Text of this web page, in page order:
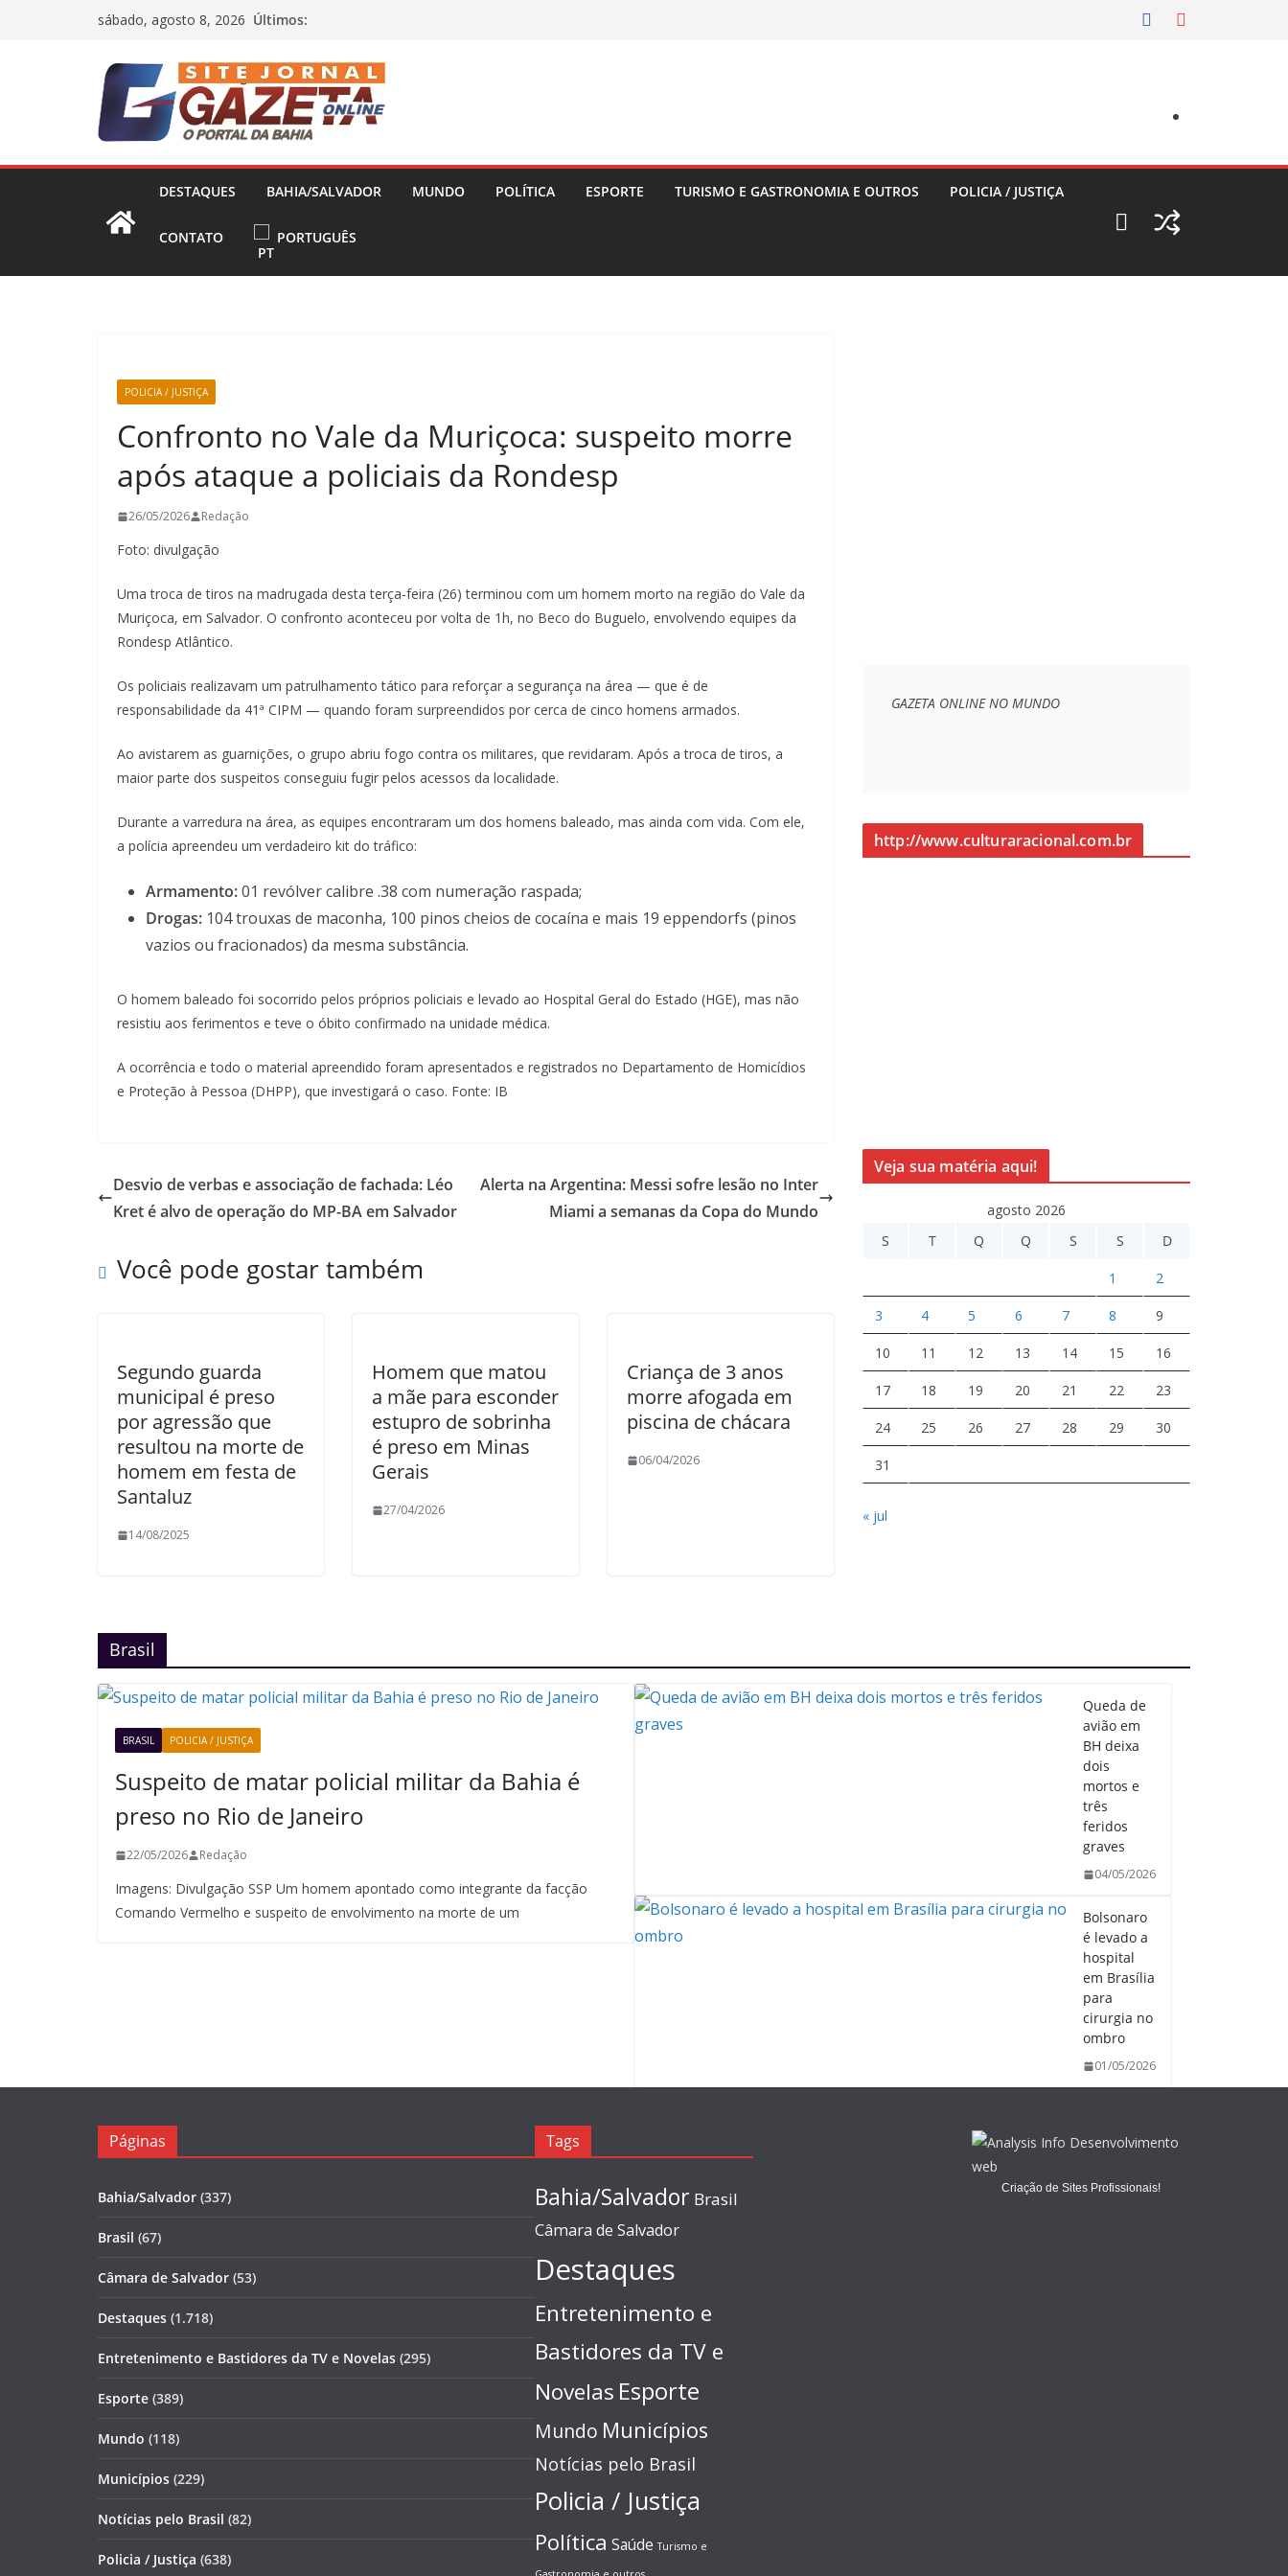
sábado, agosto 8, 2026 Últimos:
DESTAQUES BAHIA/SALVADOR MUNDO POLÍTICA ESPORTE TURISMO E GASTRONOMIA E OUTROS POLICIA / JUSTIÇA
CONTATO PORTUGUÊS
POLICIA / JUSTIÇA
Confronto no Vale da Muriçoca: suspeito morre
após ataque a policiais da Rondesp
26/05/2026 Redação
Foto: divulgação
Uma troca de tiros na madrugada desta terça-feira (26) terminou com um homem morto na região do Vale da
Muriçoca, em Salvador. O confronto aconteceu por volta de 1h, no Beco do Buguelo, envolvendo equipes da
Rondesp Atlântico.
Os policiais realizavam um patrulhamento tático para reforçar a segurança na área — que é de
responsabilidade da 41ª CIPM — quando foram surpreendidos por cerca de cinco homens armados.
Ao avistarem as guarnições, o grupo abriu fogo contra os militares, que revidaram. Após a troca de tiros, a
maior parte dos suspeitos conseguiu fugir pelos acessos da localidade.
Durante a varredura na área, as equipes encontraram um dos homens baleado, mas ainda com vida. Com ele,
a polícia apreendeu um verdadeiro kit do tráfico:
Armamento:01 revólver calibre .38 com numeração raspada;
Drogas: 104 trouxas de maconha, 100 pinos cheios de cocaína e mais 19 eppendorfs (pinos
vazios ou fracionados) da mesma substância.
O homem baleado foi socorrido pelos próprios policiais e levado ao Hospital Geral do Estado (HGE), mas não
resistiu aos ferimentos e teve o óbito confirmado na unidade médica.
A ocorrência e todo o material apreendido foram apresentados e registrados no Departamento de Homicídios
e Proteção à Pessoa (DHPP), que investigará o caso. Fonte: IB
Desvio de verbas e associação de fachada: Léo
Kret é alvo de operação do MP-BA em Salvador
Alerta na Argentina: Messi sofre lesão no Inter
Miami a semanas da Copa do Mundo
Você pode gostar também
Segundo guarda
municipal é preso
por agressão que
resultou na morte de
homem em festa de
Santaluz
14/08/2025
Homem que matou
a mãe para esconder
estupro de sobrinha
é preso em Minas
Gerais
27/04/2026
Criança de 3 anos
morre afogada em
piscina de chácara
06/04/2026
GAZETA ONLINE NO MUNDO
http://www.culturaracional.com.br
Veja sua matéria aqui!
agosto 2026
S
T Q Q S S D
1 2
3 4 5 6 7 8 9
10 11 12 13 14 15 16
17 18 19 20 21 22 23
24 25 26 27 28 29 30
31
« jul
Brasil
BRASIL POLICIA / JUSTIÇA
Suspeito de matar policial militar da Bahia é
preso no Rio de Janeiro
22/05/2026 Redação
Imagens: Divulgação SSP Um homem apontado como integrante da facção
Comando Vermelho e suspeito de envolvimento na morte de um
Queda de
avião em
BH deixa
dois
mortos e
três
feridos
graves
04/05/2026
Bolsonaro
é levado a
hospital
em Brasília
para
cirurgia no
ombro
01/05/2026
Páginas
Bahia/Salvador (337)
Brasil (67)
Câmara de Salvador (53)
Destaques (1.718)
Entretenimento e Bastidores da TV e Novelas (295)
Esporte (389)
Mundo (118)
Municípios (229)
Notícias pelo Brasil (82)
Policia / Justiça (638)
Tags
Bahia/Salvador Brasil
Câmara de Salvador
Destaques
Entretenimento e
Bastidores da TV e
Novelas Esporte
Mundo Municípios
Notícias pelo Brasil
Policia / Justiça
Política Saúde Turismo e
Criação de Sites Profissionais!